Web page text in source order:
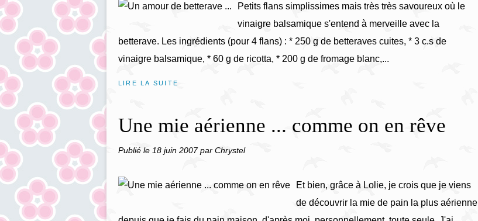
Petits flans simplissimes mais très très savoureux où le
vinaigre balsamique s'entend à merveille avec la
betterave. Les ingrédients (pour 4 flans) : * 250 g de betteraves cuites, * 3 c.s de
vinaigre balsamique, * 60 g de ricotta, * 200 g de fromage blanc,...
LIRE LA SUITE
Une mie aérienne ... comme on en rêve
Publié le 18 juin 2007par Chrystel
Et bien, grâce à Lolie, je crois que je viens
de découvrir la mie de pain la plus aérienne